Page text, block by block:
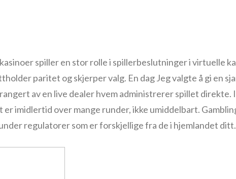
spiller en stor rolle i spillerbeslutninger i virtuelle
paritet og skjerper valg. En dag Jeg valgte å gi en
av en live dealer hvem administrerer spillet direkte.
imidlertid over mange runder, ikke umiddelbart.
regulatorer som er forskjellige fra de i hjemlandet ditt.